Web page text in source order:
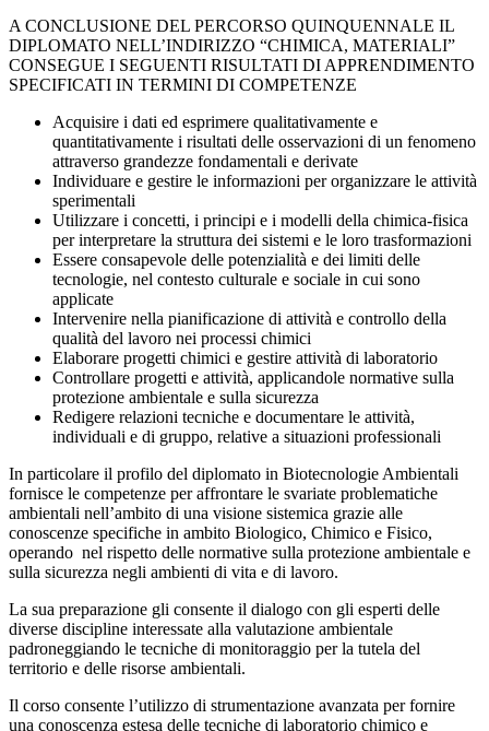
A CONCLUSIONE DEL PERCORSO QUINQUENNALE IL
DIPLOMATO NELL’INDIRIZZO “CHIMICA, MATERIALI”
CONSEGUE I SEGUENTI RISULTATI DI APPRENDIMENTO
SPECIFICATI IN TERMINI DI COMPETENZE
Acquisire i dati ed esprimere qualitativamente e
quantitativamente i risultati delle osservazioni di un fenomeno
attraverso grandezze fondamentali e derivate
Individuare e gestire le informazioni per organizzare le attività
sperimentali
Utilizzare i concetti, i principi e i modelli della chimica-fisica
per interpretare la struttura dei sistemi e le loro trasformazioni
Essere consapevole delle potenzialità e dei limiti delle
tecnologie, nel contesto culturale e sociale in cui sono
applicate
Intervenire nella pianificazione di attività e controllo della
qualità del lavoro nei processi chimici
Elaborare progetti chimici e gestire attività di laboratorio
Controllare progetti e attività, applicandole normative sulla
protezione ambientale e sulla sicurezza
Redigere relazioni tecniche e documentare le attività,
individuali e di gruppo, relative a situazioni professionali
In particolare il profilo del diplomato in Biotecnologie Ambientali
fornisce le competenze per affrontare le svariate problematiche
ambientali nell’ambito di una visione sistemica grazie alle
conoscenze specifiche in ambito Biologico, Chimico e Fisico,
operando nel rispetto delle normative sulla protezione ambientale e
sulla sicurezza negli ambienti di vita e di lavoro.
La sua preparazione gli consente il dialogo con gli esperti delle
diverse discipline interessate alla valutazione ambientale
padroneggiando le tecniche di monitoraggio per la tutela del
territorio e delle risorse ambientali.
Il corso consente l’utilizzo di strumentazione avanzata per fornire
una conoscenza estesa delle tecniche di laboratorio chimico e